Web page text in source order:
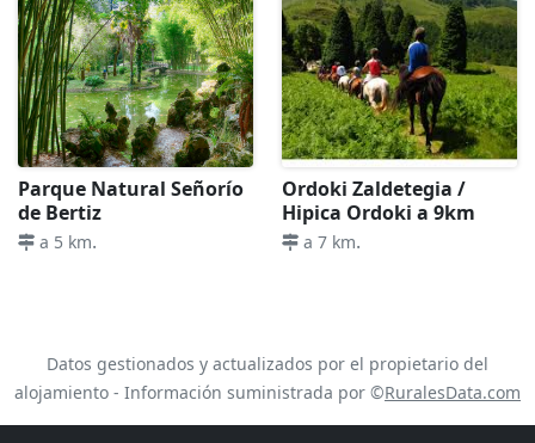
Parque Natural Señorío
de Bertiz
a 5 km.
Ordoki Zaldetegia /
Hipica Ordoki a 9km
a 7 km.
Datos gestionados y actualizados por el propietario del
alojamiento - Información suministrada por ©RuralesData.com